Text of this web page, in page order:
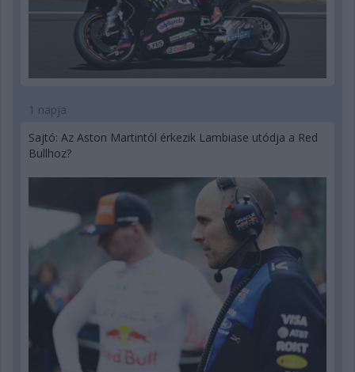
1 napja
Sajtó: Az Aston Martintól érkezik Lambiase utódja a Red
Bullhoz?